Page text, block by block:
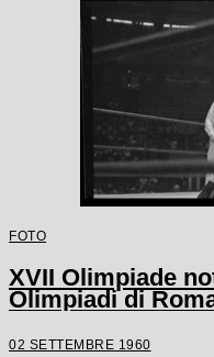
FOTO
XVII Olimpiade
Olimpiadi di
02 SETTEMBRE 1960